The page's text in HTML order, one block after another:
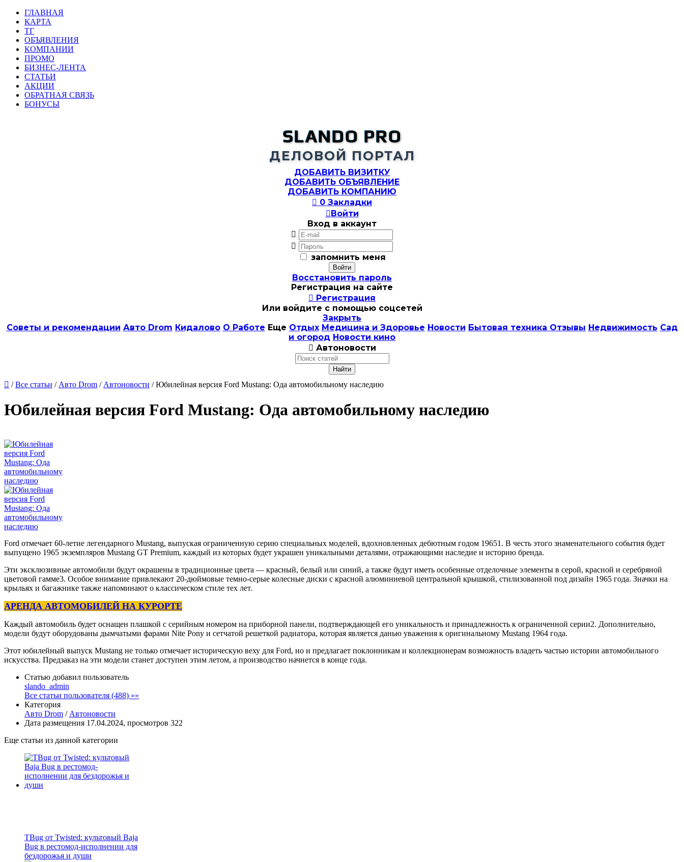
ГЛАВНАЯ
КАРТА
ТГ
ОБЪЯВЛЕНИЯ
КОМПАНИИ
ПРОМО
БИЗНЕС-ЛЕНТА
СТАТЬИ
АКЦИИ
ОБРАТНАЯ СВЯЗЬ
БОНУСЫ
SLANDO PRO
ДЕЛОВОЙ ПОРТАЛ
ДОБАВИТЬ ВИЗИТКУ
ДОБАВИТЬ ОБЪЯВЛЕНИЕ
ДОБАВИТЬ КОМПАНИЮ
 0 Закладки
Войти
Вход в аккаунт


запомнить меня
Восстановить пароль
Регистрация на сайте
 Регистрация
Или войдите с помощью соцсетей
Закрыть
Советы и рекомендации Авто Drom Кидалово О Работе Еще Отдых Медицина и Здоровье Новости Бытовая техника Отзывы Недвижимость Сад
и огород Новости кино
 Автоновости
 /Все статьи / Авто Drom / Автоновости / Юбилейная версия Ford Mustang: Ода автомобильному наследию
Юбилейная версия Ford Mustang: Ода автомобильному наследию
Ford отмечает 60-летие легендарного Mustang, выпуская ограниченную серию специальных моделей, вдохновленных дебютным годом 19651. В честь этого знаменательного события будет
выпущено 1965 экземпляров Mustang GT Premium, каждый из которых будет украшен уникальными деталями, отражающими наследие и историю бренда.
Эти эксклюзивные автомобили будут окрашены в традиционные цвета — красный, белый или синий, а также будут иметь особенные отделочные элементы в серой, красной и серебряной
цветовой гамме3. Особое внимание привлекают 20-дюймовые темно-серые колесные диски с красной алюминиевой центральной крышкой, стилизованной под дизайн 1965 года. Значки на
крыльях и багажнике также напоминают о классическом стиле тех лет.
АРЕНДА АВТОМОБИЛЕЙ НА КУРОРТЕ
Каждый автомобиль будет оснащен плашкой с серийным номером на приборной панели, подтверждающей его уникальность и принадлежность к ограниченной серии2. Дополнительно,
модели будут оборудованы дымчатыми фарами Nite Pony и сетчатой решеткой радиатора, которая является данью уважения к оригинальному Mustang 1964 года.
Этот юбилейный выпуск Mustang не только отмечает историческую веху для Ford, но и предлагает поклонникам и коллекционерам возможность владеть частью истории автомобильного
искусства. Предзаказ на эти модели станет доступен этим летом, а производство начнется в конце года.
Статью добавил пользователь
slando_admin
Все статьи пользователя (488) »»
Категория
Авто Drom / Автоновости
Дата размещения 17.04.2024, просмотров 322
Еще статьи из данной категории
TBug от Twisted: культовый Baja
Bug в рестомод-исполнении для
бездорожья и души